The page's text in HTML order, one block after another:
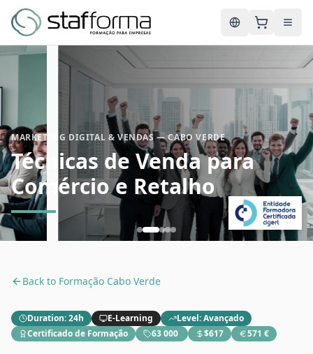
English
MARKETING DIGITAL & VENDAS — CABO VERDE
Técnicas de Venda para
Comércio e Retalho
Back to Formação Cabo Verde
Duration:24h E-Learning Level:Avançado
Certificado de Formação
63 000 ​ $617 571 €